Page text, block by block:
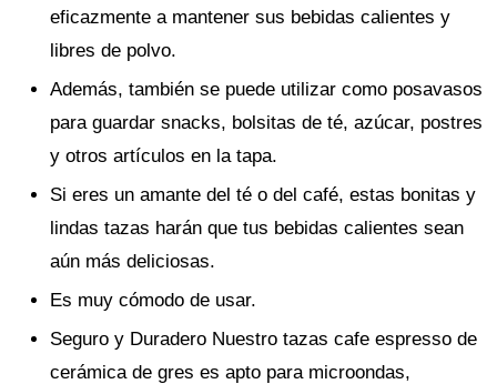
eficazmente a mantener sus bebidas calientes y
libres de polvo.
Además, también se puede utilizar como posavasos
para guardar snacks, bolsitas de té, azúcar, postres
y otros artículos en la tapa.
Si eres un amante del té o del café, estas bonitas y
lindas tazas harán que tus bebidas calientes sean
aún más deliciosas.
Es muy cómodo de usar.
Seguro y Duradero Nuestro tazas cafe espresso de
cerámica de gres es apto para microondas,